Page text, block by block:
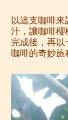
以這支咖啡
汁，讓咖啡
完成後，再
咖啡的奇妙旅